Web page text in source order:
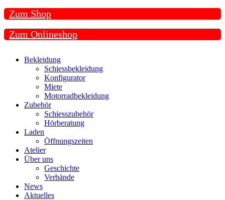
Zum Shop
Zum Onlineshop
Bekleidung
Schiessbekleidung
Konfigurator
Miete
Motorradbekleidung
Zubehör
Schiesszubehör
Hörberatung
Laden
Öffnungszeiten
Atelier
Über uns
Geschichte
Verbände
News
Aktuelles